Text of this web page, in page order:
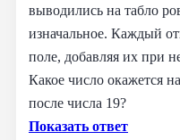
выводились на табло
изначальное. Каждый
поле, добавляя их при
Какое число окажется
после числа 19?
Показать ответ